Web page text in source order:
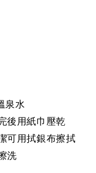
泉水
後用紙巾壓乾
可用拭銀布擦拭
洗